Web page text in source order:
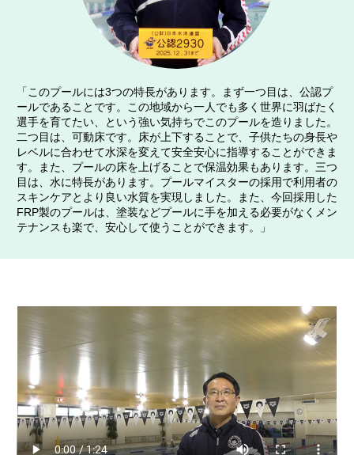
「このプールには3つの特長があります。まず一つ目は、公認プ
ールであることです。この地域から一人でも多く世界に羽ばたく
選手を育てたい、という強い気持ちでこのプールを造りました。
二つ目は、可動床です。床が上下することで、子供たちの身長や
レベルに合わせて水深を変えて安全安心に指導することができま
す。また、プールの床を上げることで保温効果もあります。三つ
目は、水に特長があります。プールマイスターの採用で利用者の
スキンケアとより良い水質を実現しました。また、今回採用した
FRP製のプールは、塗装などプールに手を加える必要がなくメン
テナンスも楽で、安心して使うことができます。」